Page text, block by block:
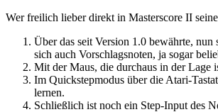
Wer freilich lieber direkt in Masterscore II
Über das seit Version 1.0 bewährte,
sich auch Vorschlagsnoten, ja sogar
Mit der Maus, die durchaus in der Lage
Im Quickstepmodus über die Atari-
lernen.
Schließlich ist noch ein Step-Input des